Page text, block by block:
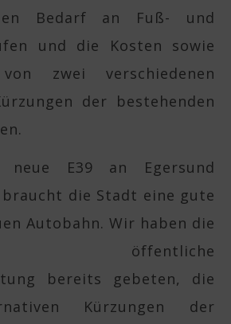
Bedarf an Fuß- und
und die Kosten sowie
zwei verschiedenen
der bestehenden
E39 an Egersund
die Stadt eine gute
Autobahn. Wir haben die
öffentliche
bereits gebeten, die
Kürzungen der